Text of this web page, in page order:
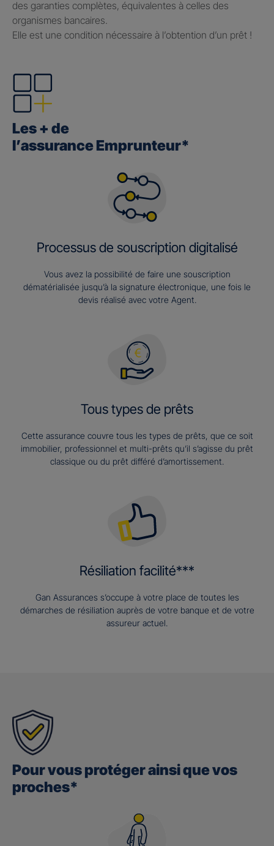
des garanties complètes, équivalentes à celles des
organismes bancaires.
Elle est une condition nécessaire à l’obtention d’un prêt !
Les + de
l’assurance Emprunteur*
Processus de souscription digitalisé
Vous avez la possibilité de faire une souscription
dématérialisée jusqu’à la signature électronique, une fois le
devis réalisé avec votre Agent.
Tous types de prêts
Cette assurance couvre tous les types de prêts, que ce soit
immobilier, professionnel et multi-prêts qu’il s’agisse du prêt
classique ou du prêt différé d’amortissement.
Résiliation facilité***
Gan Assurances s’occupe à votre place de toutes les
démarches de résiliation auprès de votre banque et de votre
assureur actuel.
Pour vous protéger ainsi que vos
proches*